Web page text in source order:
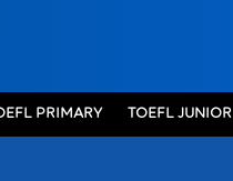
PRIMARY TOEFL JUNIOR